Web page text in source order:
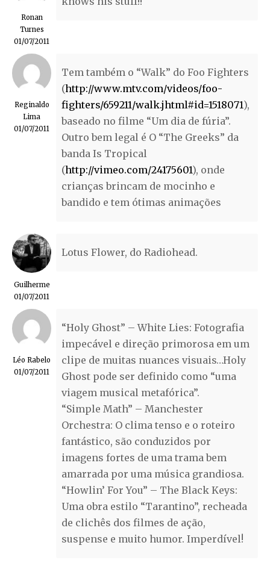
Ronan
Turnes
01/07/2011
Reginaldo
Lima
01/07/2011
Tem também o “Walk” do Foo Fighters
(http://www.mtv.com/videos/foo-
fighters/659211/walk.jhtml#id=1518071),
baseado no filme “Um dia de fúria”.
Outro bem legal é O “The Greeks” da
banda Is Tropical
(http://vimeo.com/24175601), onde
crianças brincam de mocinho e
bandido e tem ótimas animações
Guilherme
01/07/2011
Lotus Flower, do Radiohead.
Léo Rabelo
01/07/2011
“Holy Ghost” – White Lies: Fotografia
impecável e direção primorosa em um
clipe de muitas nuances visuais…Holy
Ghost pode ser definido como “uma
viagem musical metafórica”.
“Simple Math” – Manchester
Orchestra: O clima tenso e o roteiro
fantástico, são conduzidos por
imagens fortes de uma trama bem
amarrada por uma música grandiosa.
“Howlin’ For You” – The Black Keys:
Uma obra estilo “Tarantino”, recheada
de clichês dos filmes de ação,
suspense e muito humor. Imperdível!